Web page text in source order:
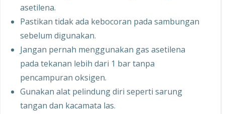
asetilena.
Pastikan tidak ada kebocoran pada sambungan
sebelum digunakan.
Jangan pernah menggunakan gas asetilena
pada tekanan lebih dari 1 bar tanpa
pencampuran oksigen.
Gunakan alat pelindung diri seperti sarung
tangan dan kacamata las.